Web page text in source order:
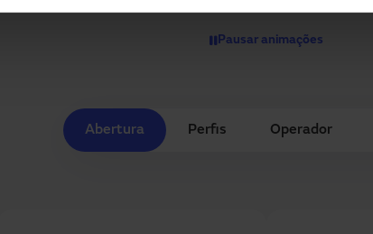
Pausar animações
Abertura Perfis Operador